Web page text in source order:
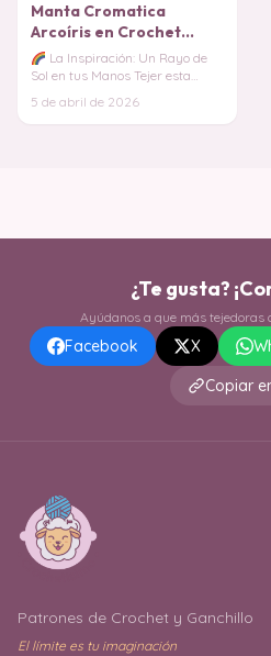
Manta Cromatica
Arcoíris en Crochet
PATRON GRATIS
La Inspiración: Un Rayo de
Sol en tus Manos Tejer esta
arcoíris y conver
5 de abril de 2026
¿Te gusta?
Ayúdanos a que más tejedoras
Facebook X
Copiar
Patrones de Crochet y Ganchillo
El límite es tu imaginación